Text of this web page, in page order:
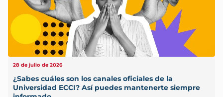
28 de julio de 2026
¿Sabes cuáles son los canales oficiales de la
Universidad ECCI? Así puedes mantenerte siempre